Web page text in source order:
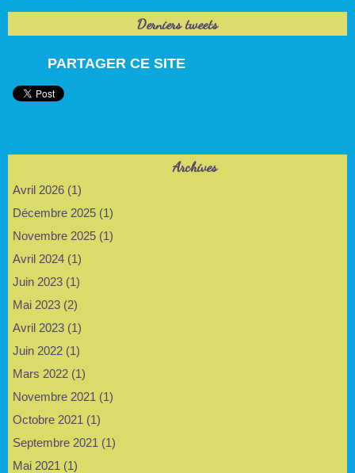
Derniers tweets
PARTAGER CE SITE
Archives
Avril 2026 (1)
Décembre 2025 (1)
Novembre 2025 (1)
Avril 2024 (1)
Juin 2023 (1)
Mai 2023 (2)
Avril 2023 (1)
Juin 2022 (1)
Mars 2022 (1)
Novembre 2021 (1)
Octobre 2021 (1)
Septembre 2021 (1)
Mai 2021 (1)